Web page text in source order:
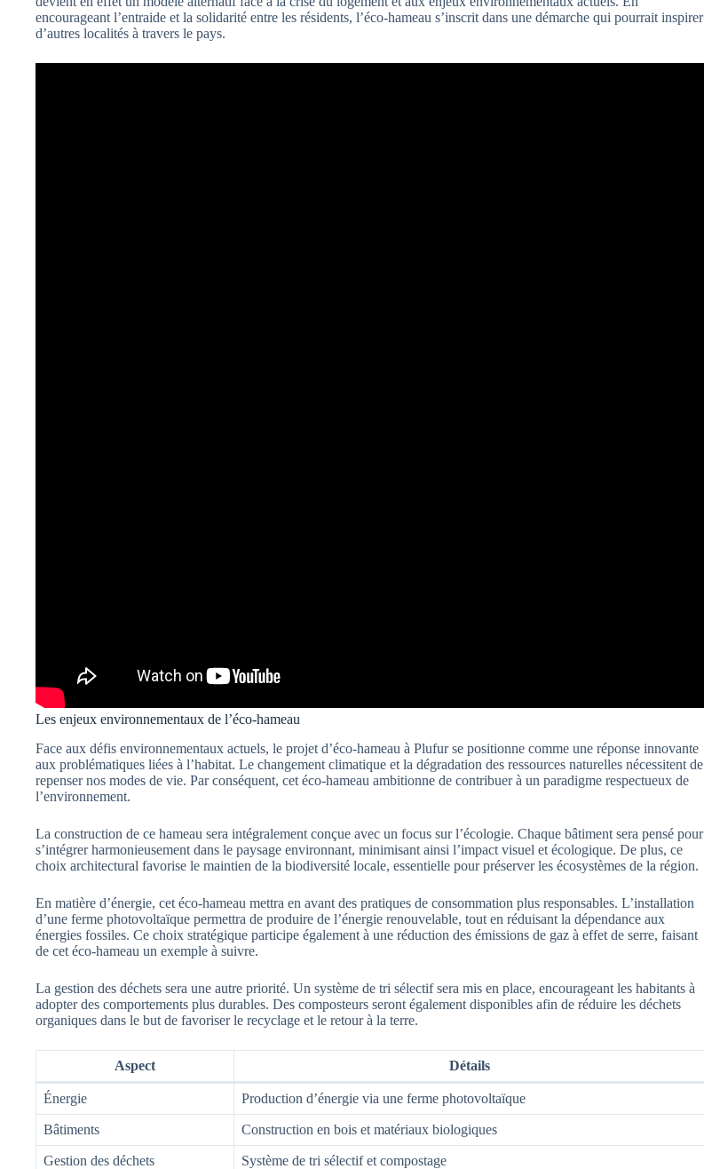
encourageant l’entraide et la solidarité entre les résidents, l’éco-hameau s’inscrit dans une démarche qui pourrait inspirer
d’autres localités à travers le pays.
Les enjeux environnementaux de l’éco-hameau
Face aux défis environnementaux actuels, le projet d’éco-hameau à Plufur se positionne comme une réponse innovante
aux problématiques liées à l’habitat. Le changement climatique et la dégradation des ressources naturelles nécessitent de
repenser nos modes de vie. Par conséquent, cet éco-hameau ambitionne de contribuer à un paradigme respectueux de
l’environnement.
La construction de ce hameau sera intégralement conçue avec un focus sur l’écologie. Chaque bâtiment sera pensé pour
s’intégrer harmonieusement dans le paysage environnant, minimisant ainsi l’impact visuel et écologique. De plus, ce
choix architectural favorise le maintien de la biodiversité locale, essentielle pour préserver les écosystèmes de la région.
En matière d’énergie, cet éco-hameau mettra en avant des pratiques de consommation plus responsables. L’installation
d’une ferme photovoltaïque permettra de produire de l’énergie renouvelable, tout en réduisant la dépendance aux
énergies fossiles. Ce choix stratégique participe également à une réduction des émissions de gaz à effet de serre, faisant
de cet éco-hameau un exemple à suivre.
La gestion des déchets sera une autre priorité. Un système de tri sélectif sera mis en place, encourageant les habitants à
adopter des comportements plus durables. Des composteurs seront également disponibles afin de réduire les déchets
organiques dans le but de favoriser le recyclage et le retour à la terre.
Aspect Détails
Énergie Production d’énergie via une ferme photovoltaïque
Bâtiments Construction en bois et matériaux biologiques
Gestion des déchets Système de tri sélectif et compostage